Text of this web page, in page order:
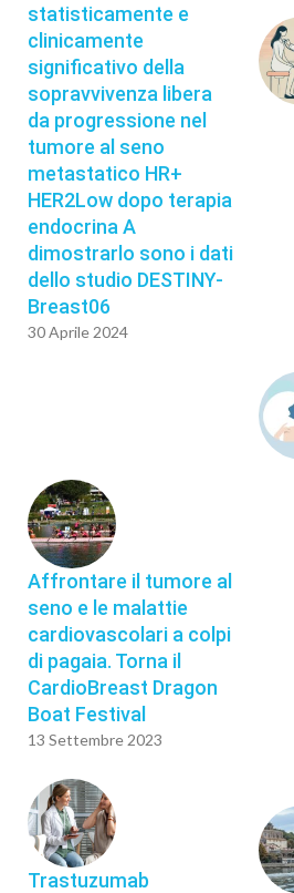
statisticamente e
clinicamente
significativo della
sopravvivenza libera
da progressione nel
tumore al seno
metastatico HR+
HER2Low dopo terapia
endocrina A
dimostrarlo sono i dati
dello studio DESTINY-
Breast06
30 Aprile 2024
Affrontare il tumore al
seno e le malattie
cardiovascolari a colpi
di pagaia. Torna il
CardioBreast Dragon
Boat Festival
13 Settembre 2023
Trastuzumab